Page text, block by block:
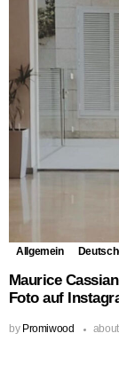
Allgemein
Maurice
Foto auf
by Promiwood